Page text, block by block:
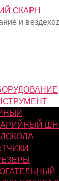
СКАРН
и